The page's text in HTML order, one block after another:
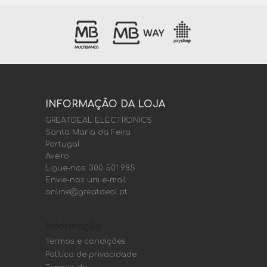
INFORMAÇÃO DA LOJA
GREATDEAL ELECTRONICS
Santa Maria da Feira
Portugal
Aveiro
Ligue-nos: 300 501 985
Envie-nos um e-mail:
online@greatdeal.pt
Termos e condições
Política de privacidade